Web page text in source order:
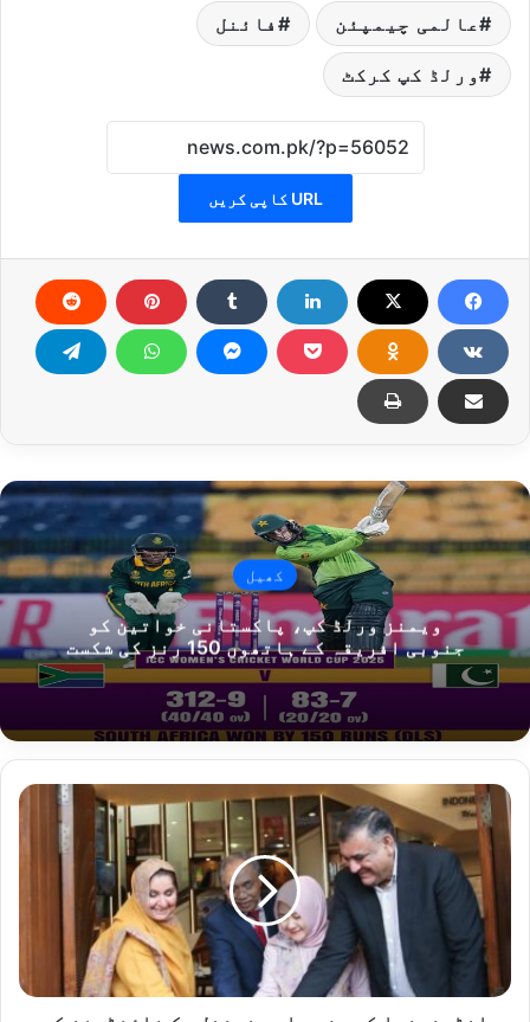
عالمی چیمپئن فائنل
ورلڈ کپ کرکٹ
URL کاپی کریں
کھیل
ویمنز ورلڈ کپ، پاکستانی خواتین کو
جنوبی افریقہ کے ہاتھوں 150 رنز کی شکست
ا
ن
ڈ
ا